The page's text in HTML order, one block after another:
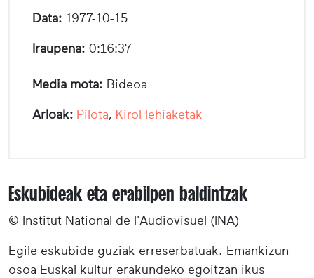
Data: 1977-10-15
Iraupena: 0:16:37
Media mota: Bideoa
Arloak: Pilota, Kirol lehiaketak
Eskubideak eta erabilpen baldintzak
© Institut National de l'Audiovisuel (INA)
Egile eskubide guziak erreserbatuak. Emankizun
osoa Euskal kultur erakundeko egoitzan ikus